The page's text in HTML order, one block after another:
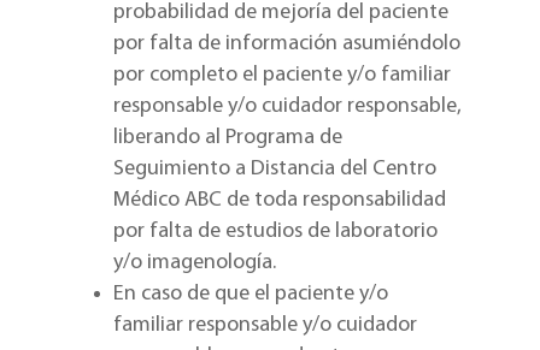
probabilidad de mejoría del paciente
por falta de información asumiéndolo
por completo el paciente y/o familiar
responsable y/o cuidador responsable,
liberando al Programa de
Seguimiento a Distancia del Centro
Médico ABC de toda responsabilidad
por falta de estudios de laboratorio
y/o imagenología.
En caso de que el paciente y/o
familiar responsable y/o cuidador